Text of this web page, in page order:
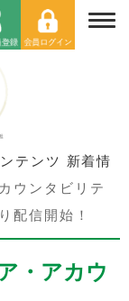
テンツ 新着情
ウンタビリテ
配信開始！
・アカウ